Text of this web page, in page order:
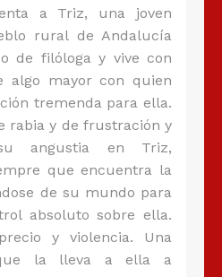
a Triz, una joven
rural de Andalucía
de filóloga y vive con
algo mayor con quien
tremenda para ella.
rabia y de frustración y
angustia en Triz,
que encuentra la
de su mundo para
absoluto sobre ella.
y violencia. Una
la lleva a ella a